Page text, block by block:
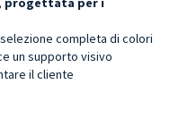
completa di colori
un supporto visivo
il cliente